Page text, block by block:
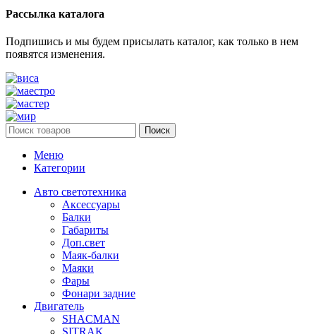
Рассылка каталога
Подпишись и мы будем присылать каталог, как только в нем
появятся изменения.
Поиск
Меню
Категории
Авто светотехника
Аксессуары
Балки
Габариты
Доп.свет
Маяк-балки
Маяки
Фары
Фонари задние
Двигатель
SHACMAN
SITRAK